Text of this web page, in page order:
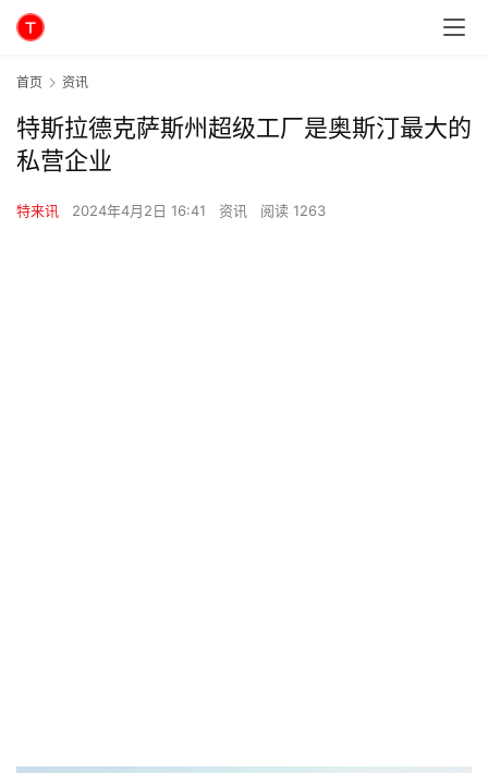
首页 资讯
特斯拉德克萨斯州超级工厂是奥斯汀最大的
私营企业
特来讯 2024年4月2日 16:41 资讯 阅读 1263